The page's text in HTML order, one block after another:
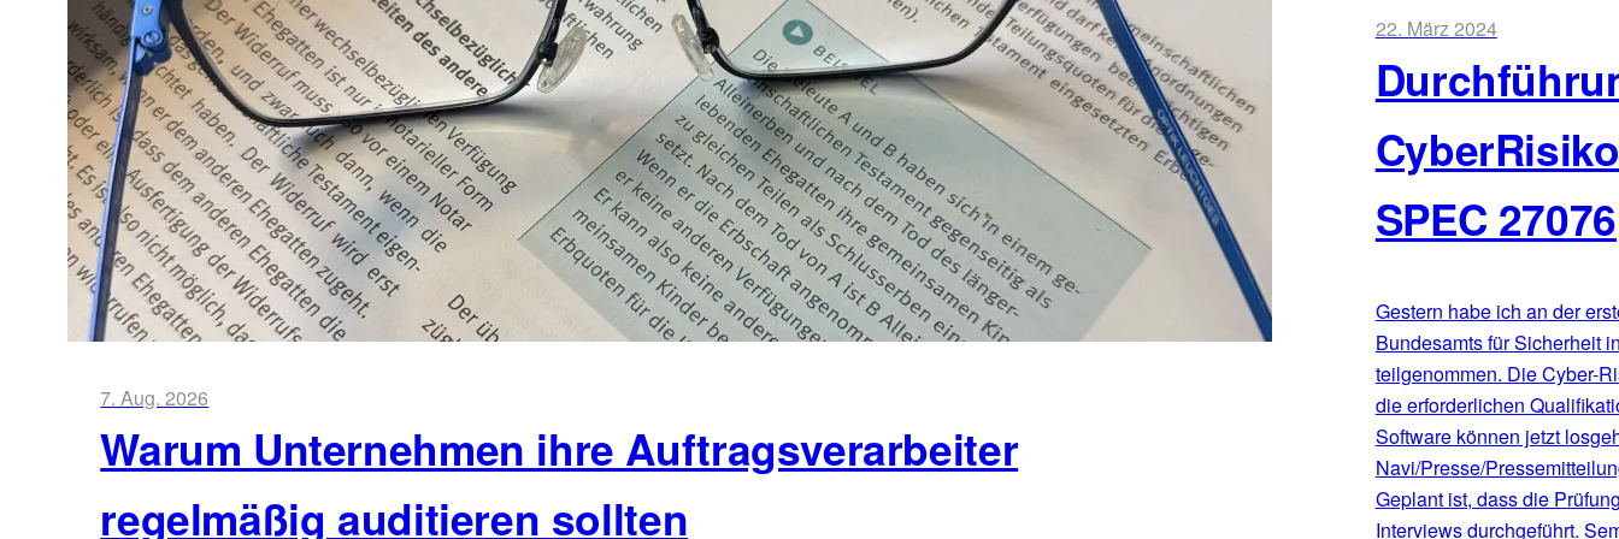
7. Aug. 2026
Warum Unternehmen ihre Auftragsverarbeiter
regelmäßig auditieren sollten
22. März 2024
SPEC 27076
Gestern habe ich an der
Bundesamts für Sicherheit
teilgenommen. Die Cyber-
die erforderlichen
Software können jetzt
Navi/Presse/
Geplant ist, dass die
Interviews durchgeführt.